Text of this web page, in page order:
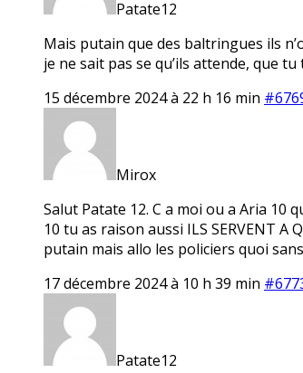
Patate12
Mais putain que des baltringues ils
je ne sait pas se qu’ils attende, que
15 décembre 2024 à 22 h 16 min
Mirox
Salut Patate 12. C a moi ou a Aria 10
10 tu as raison aussi ILS SERVENT A
putain mais allo les policiers quoi
17 décembre 2024 à 10 h 39 min
Patate12